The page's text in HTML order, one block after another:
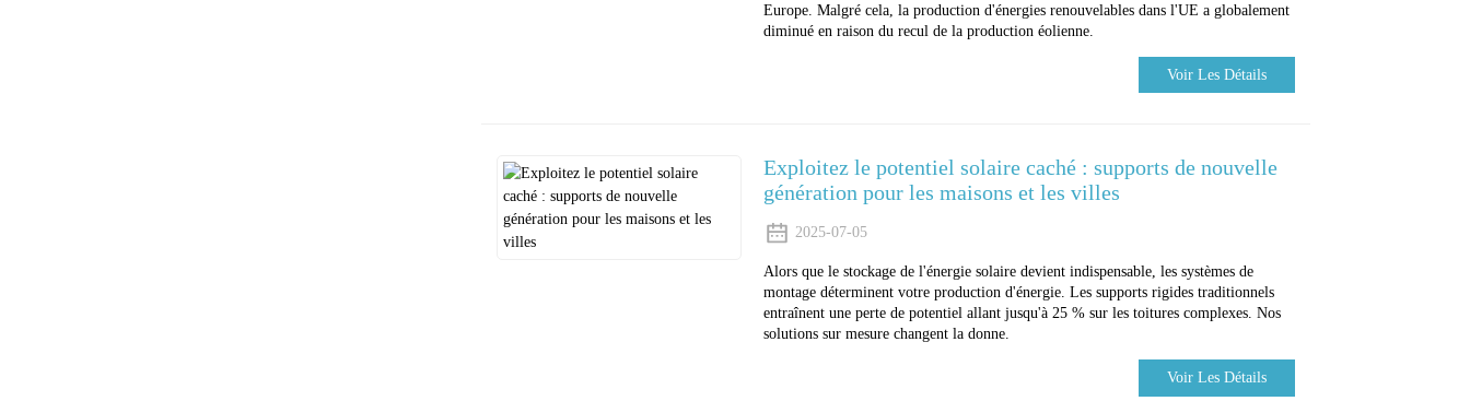
Europe. Malgré cela, la production d'énergies renouvelables dans l'UE a globalement
diminué en raison du recul de la production éolienne.
Voir Les Détails
Exploitez le potentiel solaire caché : supports de nouvelle
génération pour les maisons et les villes
2025-07-05
Alors que le stockage de l'énergie solaire devient indispensable, les systèmes de
montage déterminent votre production d'énergie. Les supports rigides traditionnels
entraînent une perte de potentiel allant jusqu'à 25 % sur les toitures complexes. Nos
solutions sur mesure changent la donne.
Voir Les Détails